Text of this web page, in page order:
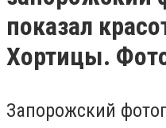
показал
Хортицы.
Запорожский